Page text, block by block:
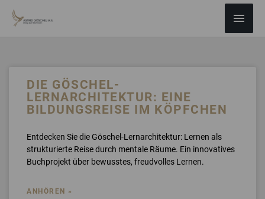
INHALT
DIE GÖSCHEL-
LERNARCHITEKTUR: EINE
BILDUNGSREISE IM K￶ÖPFCHEN
Entdecken Sie die Göschel-Lernarchitektur: Lernen als
strukturierte Reise durch mentale Räume. Ein innovatives
Buchprojekt über bewusstes, freudvolles Lernen.
ANHÖREN »